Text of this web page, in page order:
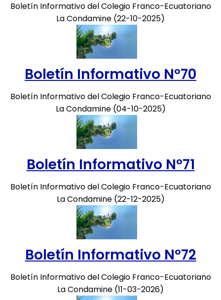
Boletín Informativo del Colegio Franco-Ecuatoriano
La Condamine (22-10-2025)
Boletín Informativo Nº70
Boletín Informativo del Colegio Franco-Ecuatoriano
La Condamine (04-10-2025)
Boletín Informativo Nº71
Boletín Informativo del Colegio Franco-Ecuatoriano
La Condamine (22-12-2025)
Boletín Informativo Nº72
Boletín Informativo del Colegio Franco-Ecuatoriano
La Condamine (11-03-2026)